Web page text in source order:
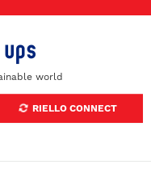
world
RIELLO CONNECT